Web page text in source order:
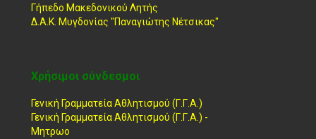
Γήπεδο Μακεδονικού Λητής
Δ.Α.Κ. Μυγδονίας "Παναγιώτης Νέτσικας"
Χρήσιμοι σύνδεσμοι
Γενική Γραμματεία Αθλητισμού (Γ.Γ.Α.)
Γενική Γραμματεία Αθλητισμού (Γ.Γ.Α.) -
Μητρωο